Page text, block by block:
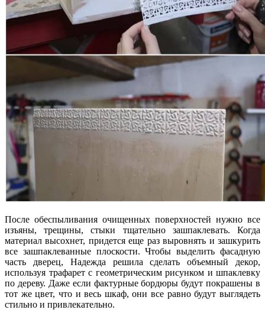
После обеспыливания очищенных поверхностей нужно все
изъяны, трещины, стыки тщательно зашпаклевать. Когда
материал высохнет, придется еще раз выровнять и зашкурить
все зашпаклеванные плоскости. Чтобы выделить фасадную
часть дверец, Надежда решила сделать объемный декор,
используя трафарет с геометрическим рисунком и шпаклевку
по дереву. Даже если фактурные бордюры будут покрашены в
тот же цвет, что и весь шкаф, они все равно будут выглядеть
стильно и привлекательно.